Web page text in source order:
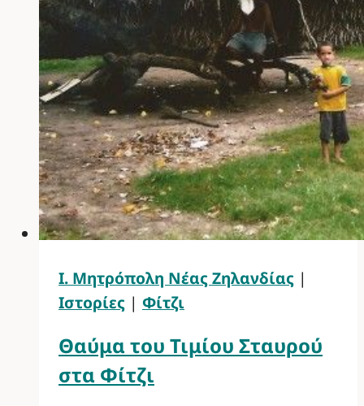
Ι. Μητρόπολη Νέας Ζηλανδίας |
Ιστορίες | Φίτζι
Θαύμα του Τιμίου Σταυρού
στα Φίτζι